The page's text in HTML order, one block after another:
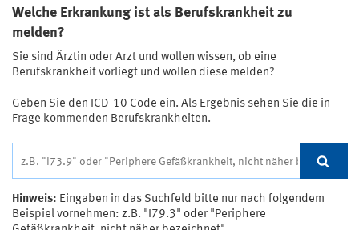
Welche Erkrankung ist als Berufskrankheit zu
melden?
Sie sind Ärztin oder Arzt und wollen wissen, ob eine
Berufskrankheit vorliegt und wollen diese melden?
Geben Sie den ICD-10 Code ein. Als Ergebnis sehen Sie die in
Frage kommenden Berufskrankheiten.
Hinweis: Eingaben in das Suchfeld bitte nur nach folgendem
Beispiel vornehmen: z.B. "I79.3" oder "Periphere